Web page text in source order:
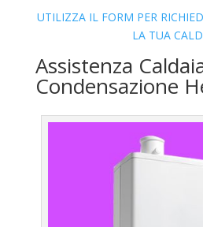
UTILIZZA IL FORM PER
LA TUA
Assistenza
Condensazione